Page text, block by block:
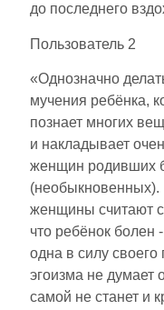
до последнего
Пользователь 2
«Однозначно
мучения ребёнка,
познает многих
и накладывает
женщин родивших
(необыкновенных).
женщины считают
что ребёнок болен
одна в силу своего
эгоизма не думает
самой не станет и